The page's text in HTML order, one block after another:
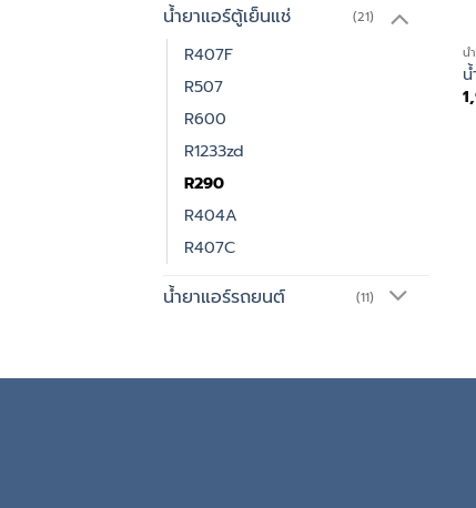
น้ำยาแอร์ตู้เย็นแช่ (21)
R407F
R507
R600
R1233zd
R290
R404A
R407C
น้ำยาแอร์รถยนต์ (11)
น้